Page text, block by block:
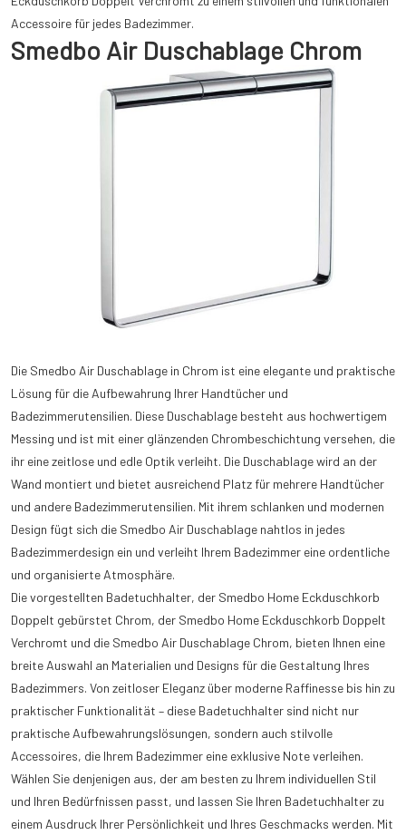
Accessoire für jedes Badezimmer.
Smedbo Air Duschablage Chrom
Die Smedbo Air Duschablage in Chrom ist eine elegante und praktische
Lösung für die Aufbewahrung Ihrer Handtücher und
Badezimmerutensilien. Diese Duschablage besteht aus hochwertigem
Messing und ist mit einer glänzenden Chrombeschichtung versehen, die
ihr eine zeitlose und edle Optik verleiht. Die Duschablage wird an der
Wand montiert und bietet ausreichend Platz für mehrere Handtücher
und andere Badezimmerutensilien. Mit ihrem schlanken und modernen
Design fügt sich die Smedbo Air Duschablage nahtlos in jedes
Badezimmerdesign ein und verleiht Ihrem Badezimmer eine ordentliche
und organisierte Atmosphäre.
Die vorgestellten Badetuchhalter, der Smedbo Home Eckduschkorb
Doppelt gebürstet Chrom, der Smedbo Home Eckduschkorb Doppelt
Verchromt und die Smedbo Air Duschablage Chrom, bieten Ihnen eine
breite Auswahl an Materialien und Designs für die Gestaltung Ihres
Badezimmers. Von zeitloser Eleganz über moderne Raffinesse bis hin zu
praktischer Funktionalität – diese Badetuchhalter sind nicht nur
praktische Aufbewahrungslösungen, sondern auch stilvolle
Accessoires, die Ihrem Badezimmer eine exklusive Note verleihen.
Wählen Sie denjenigen aus, der am besten zu Ihrem individuellen Stil
und Ihren Bedürfnissen passt, und lassen Sie Ihren Badetuchhalter zu
einem Ausdruck Ihrer Persönlichkeit und Ihres Geschmacks werden. Mit